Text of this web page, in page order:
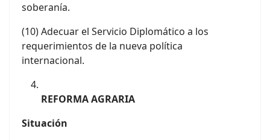
soberanía.
(10) Adecuar el Servicio Diplomático a los
requerimientos de la nueva política
internacional.
REFORMA AGRARIA
Situación